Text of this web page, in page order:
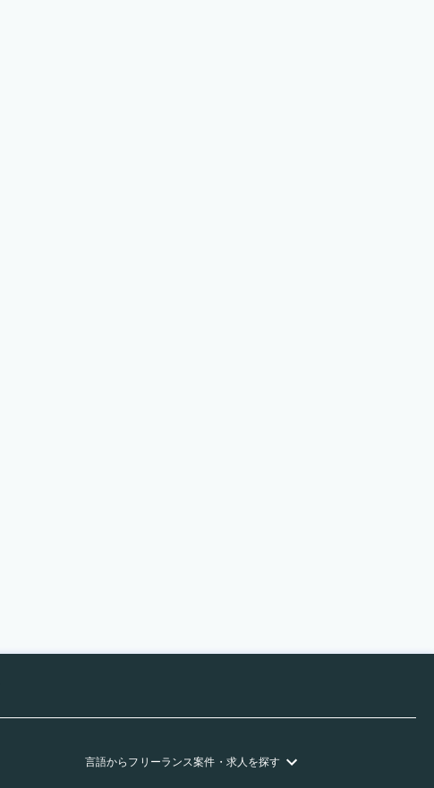
言語からフリーランス案件・求人を探す